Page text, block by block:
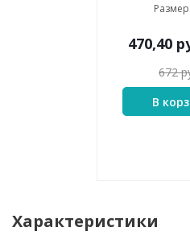
Размер:
470,40
672
В
Характеристики